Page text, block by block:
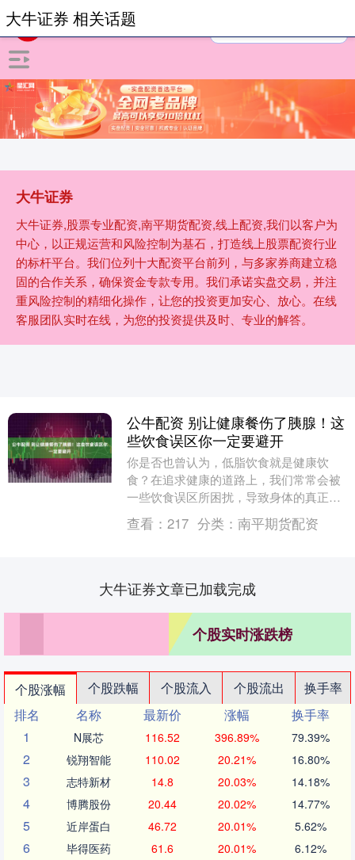
大牛证券
大牛证券,股票专业配资,南平期货配资,线上配资,我们以客户为
中心，以正规运营和风险控制为基石，打造线上股票配资行业
的标杆平台。我们位列十大配资平台前列，与多家券商建立稳
固的合作关系，确保资金专款专用。我们承诺实盘交易，并注
重风险控制的精细化操作，让您的投资更加安心、放心。在线
客服团队实时在线，为您的投资提供及时、专业的解答。
大牛证券 相关话题
公牛配资 别让健康餐伤了胰腺！这
些饮食误区你一定要避开
你是否也曾认为，低脂饮食就是健康饮
食？在追求健康的道路上，我们常常会被
一些饮食误区所困扰，导致身体的真正需
求被忽视。尤其是我们的胰腺，这个兼具
消化与内分泌功能的....
查看： 217 分类： 南平期货配资
大牛证券文章已加载完成
个股实时涨跌榜
个股涨幅 个股跌幅 个股流入 个股流出
换手率
排名
名称 最新价 涨幅
换手率
1
N展芯 116.52 396.89% 79.39%
2 锐翔智能 110.02 20.21% 16.80%
3 志特新材 14.8 20.03% 14.18%
4 博腾股份 20.44 20.02% 14.77%
5 近岸蛋白 46.72 20.01% 5.62%
6 毕得医药 61.6 20.01% 6.12%